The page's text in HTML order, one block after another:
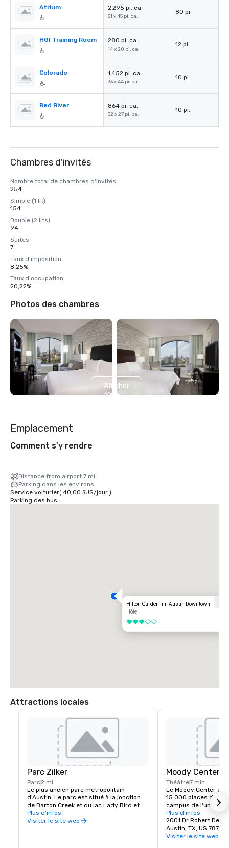
Atrium 2 295 pi. ca.
51 x 45 pi. ca.
80 pi.
HGI Training Room 280 pi. ca.
14 x 20 pi. ca.
12 pi.
Colorado 1 452 pi. ca.
33 x 44 pi. ca.
10 pi.
Red River 864 pi. ca.
32 x 27 pi. ca.
10 pi.
Chambres d'invités
Nombre total de chambres d'invités
254
Simple (1 lit)
154
Double (2 lits)
94
Suites
7
Taux d'imposition
8,25%
Taux d'occupation
20,22%
Photos des chambres
Afficher
10
Emplacement
Comment s'y rendre
Distance from airport 7 mi
Parking dans les environs
Service voiturier( 40,00 $US/jour)
Parking des bus
Hilton Garden Inn Austin Downtown
Hôtel
3 sur 5
Attractions locales
Parc Zilker
Parc2 mi
Le plus ancien parc métropolitain
d'Austin. Le parc est situé à la jonction
de Barton Creek et du lac Lady Bird et
comprend plus de 350 acres de terres
publiques. Le parc sert de plaque
Plus d'infos
Visiter le site web
Moody Center
Théâtre7 min
Le Moody Center
15 000 places
campus de
en 2022, ce lieu
plus de 150
notamment des
de basket-ball UT
Plus d'infos
2001 Dr Robert
Austin, TX, US 78712
Visiter le site web